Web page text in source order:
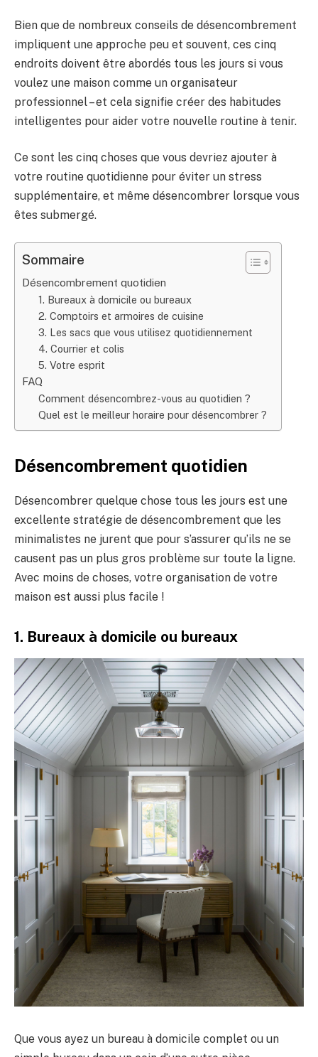
Bien que de nombreux conseils de désencombrement
impliquent une approche peu et souvent, ces cinq
endroits doivent être abordés tous les jours si vous
voulez une maison comme un organisateur
professionnel – et cela signifie créer des habitudes
intelligentes pour aider votre nouvelle routine à tenir.
Ce sont les cinq choses que vous devriez ajouter à
votre routine quotidienne pour éviter un stress
supplémentaire, et même désencombrer lorsque vous
êtes submergé.
Sommaire
Désencombrement quotidien
1. Bureaux à domicile ou bureaux
2. Comptoirs et armoires de cuisine
3. Les sacs que vous utilisez quotidiennement
4. Courrier et colis
5. Votre esprit
FAQ
Comment désencombrez-vous au quotidien ?
Quel est le meilleur horaire pour désencombrer ?
Désencombrement quotidien
Désencombrer quelque chose tous les jours est une
excellente stratégie de désencombrement que les
minimalistes ne jurent que pour s’assurer qu’ils ne se
causent pas un plus gros problème sur toute la ligne.
Avec moins de choses, votre organisation de votre
maison est aussi plus facile !
1. Bureaux à domicile ou bureaux
Que vous ayez un bureau à domicile complet ou un